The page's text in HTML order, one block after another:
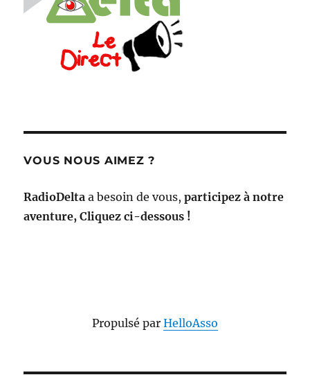
VOUS NOUS AIMEZ ?
RadioDelta a besoin de vous,participez à notre
aventure, Cliquez ci-dessous !
Propulsé par HelloAsso